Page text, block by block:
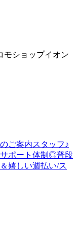
モショップイオン
ご案内スタッフ♪
ポート体制◎普段
嬉しい週払い/ス